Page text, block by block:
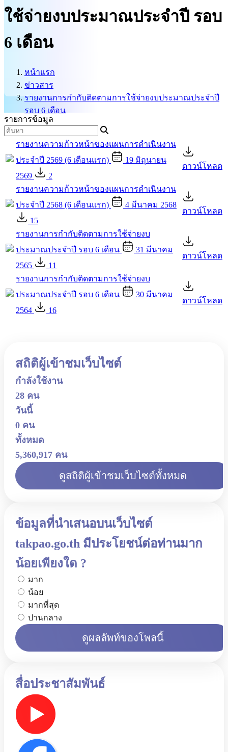
ใช้จ่ายงบประมาณประจำปี รอบ
6 เดือน
หน้าแรก
ข่าวสาร
รายงานการกำกับติดตามการใช้จ่ายงบประมาณประจำปี
รอบ 6 เดือน
รายการข้อมูล
รายงานความก้าวหน้าของแผนการดำเนินงาน
ประจำปี 2569 (6 เดือนแรก)
19 มิถุนายน
2569
2
ดาวน์โหลด
รายงานความก้าวหน้าของแผนการดำเนินงาน
ประจำปี 2568 (6 เดือนแรก)
4 มีนาคม 2568
15
ดาวน์โหลด
รายงานการกำกับติดตามการใช้จ่ายงบ
ประมาณประจำปี รอบ 6 เดือน
31 มีนาคม
2565
11
ดาวน์โหลด
รายงานการกำกับติดตามการใช้จ่ายงบ
ประมาณประจำปี รอบ 6 เดือน
30 มีนาคม
2564
16
ดาวน์โหลด
สถิติผู้เข้าชมเว็บไซต์
กำลังใช้งาน
28 คน
วันนี้
0 คน
ทั้งหมด
5,360,917 คน
ดูสถิติผู้เข้าชมเว็บไซต์ทั้งหมด
ข้อมูลที่นำเสนอบนเว็บไซต์
takpao.go.th มีประโยชน์ต่อท่านมาก
น้อยเพียงใด ?
มาก
น้อย
มากที่สุด
ปานกลาง
ดูผลลัพท์ของโพลนี้
สื่อประชาสัมพันธ์